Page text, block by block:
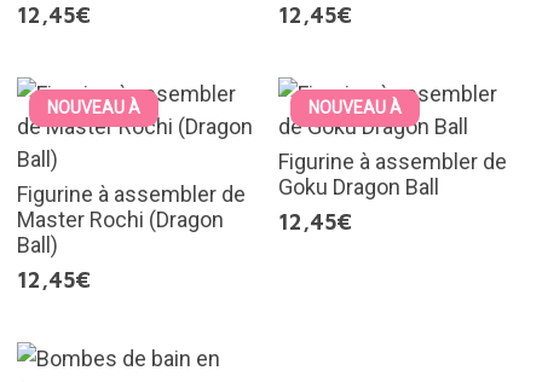
12,45€
12,45€
NOUVEAU À
Figurine à assembler de
Master Rochi (Dragon
Ball)
12,45€
NOUVEAU À
Figurine à assembler de
Goku Dragon Ball
12,45€